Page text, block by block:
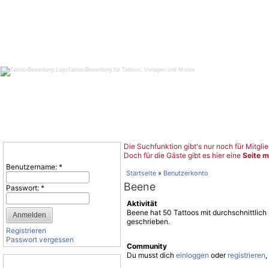
Tattoo-Bewertung für Tattoos, Vorlagen und Motive
Benutzername: *
Passwort: *
Registrieren
Passwort vergessen
Die Suchfunktion gibt's nur noch für
Doch für die Gäste gibt es hier eine Seite
Startseite » Benutzerkonto
Beene
Aktivität
Beene hat 50 Tattoos mit durchschnittlich
geschrieben.
Community
Du musst dich einloggen oder registrieren